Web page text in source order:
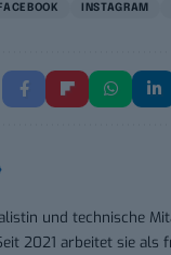
FACEBOOK INSTAGRAM
und technische
2021 arbeitet sie als